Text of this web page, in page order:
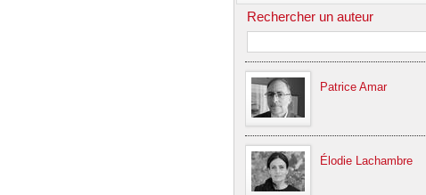
Rechercher un auteur
Patrice Amar
Élodie Lachambre